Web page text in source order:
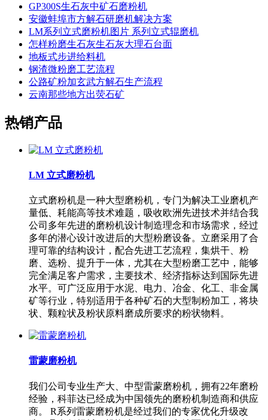
GP300S生石灰中矿石磨粉机
安徽蚌埠市方解石研磨机解决方案
LM系列立式磨粉机图片 系列立式辊磨机
怎样粉磨生石灰生石灰大理石台面
地板式步进给料机
钢渣微粉磨工艺流程
公路矿粉加玄武方解石生产流程
云南那些地方出荧石矿
热销产品
LM 立式磨粉机
立式磨粉机是一种大型磨粉机，专门为解决工业磨机产
量低、耗能高等技术难题，吸收欧洲先进技术并结合我
公司多年先进的磨粉机设计制造理念和市场需求，经过
多年的潜心设计改进后的大型粉磨设备。立磨采用了合
理可靠的结构设计，配合先进工艺流程，集烘干、粉
磨、选粉、提升于一体，尤其在大型粉磨工艺中，能够
完全满足客户需求，主要技术、经济指标达到国际先进
水平。可广泛应用于水泥、电力、冶金、化工、非金属
矿等行业，特别适用于各种矿石的大型制粉加工，将块
状、颗粒状及粉状原料磨成所要求的粉状物料。
雷蒙磨粉机
我们公司专业生产大、中型雷蒙磨粉机，拥有22年磨粉
经验，科菲达已经成为中国领先的磨粉机制造商和供应
商。 R系列雷蒙磨粉机是经过我们的专家优化升级改